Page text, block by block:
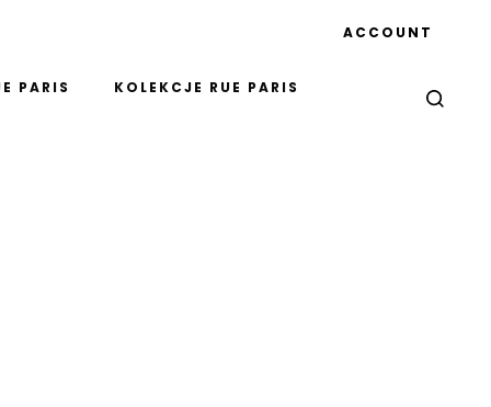
PARIS KOLEKCJE RUE PARIS
ACCOUNT